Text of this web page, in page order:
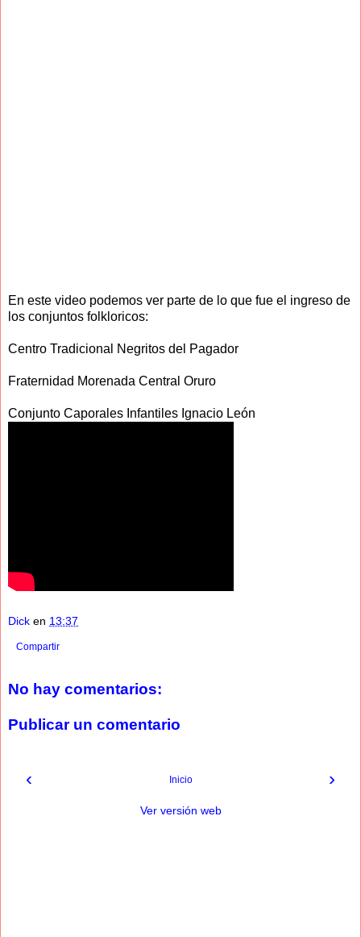
En este video podemos ver parte de lo que fue el ingreso de
los conjuntos folkloricos:
Centro Tradicional Negritos del Pagador
Fraternidad Morenada Central Oruro
Conjunto Caporales Infantiles Ignacio León
Dick en 13:37
Compartir
No hay comentarios:
Publicar un comentario
‹ ›
Inicio
Ver versión web